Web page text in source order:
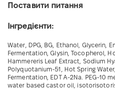
Поставити питання
Інгредієнти:
Water, DPG, BG, Ethanol, Glycerin,
Fermentation, Glysin, Tocopherol,
Hammereris Leaf Extract, Sodium
Polyquotanium-51, Hot Spring
Fermentation, EDT A-2Na. PEG-10
water based castor oil,